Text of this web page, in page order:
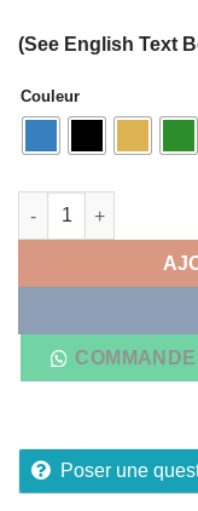
(See English Text
Couleur
quantité de Infinix
Poser une